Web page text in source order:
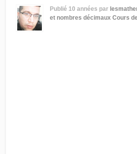
Publié 10 années par
et nombres décimaux Cours